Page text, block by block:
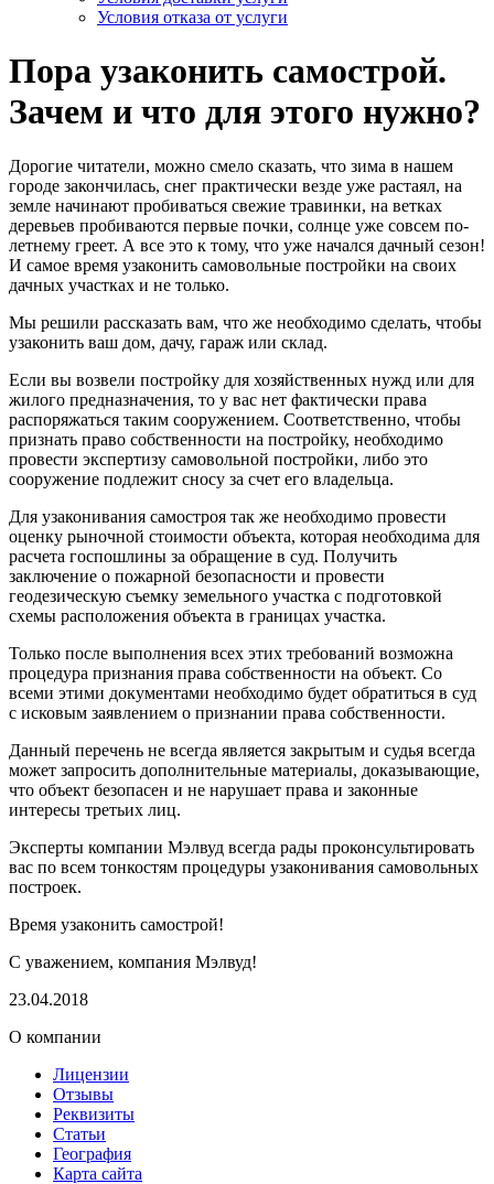
Условия отказа от услуги
Пора узаконить самострой.
Зачем и что для этого нужно?
Дорогие читатели, можно смело сказать, что зима в нашем
городе закончилась, снег практически везде уже растаял, на
земле начинают пробиваться свежие травинки, на ветках
деревьев пробиваются первые почки, солнце уже совсем по-
летнему греет. А все это к тому, что уже начался дачный сезон!
И самое время узаконить самовольные постройки на своих
дачных участках и не только.
Мы решили рассказать вам, что же необходимо сделать, чтобы
узаконить ваш дом, дачу, гараж или склад.
Если вы возвели постройку для хозяйственных нужд или для
жилого предназначения, то у вас нет фактически права
распоряжаться таким сооружением. Соответственно, чтобы
признать право собственности на постройку, необходимо
провести экспертизу самовольной постройки, либо это
сооружение подлежит сносу за счет его владельца.
Для узаконивания самостроя так же необходимо провести
оценку рыночной стоимости объекта, которая необходима для
расчета госпошлины за обращение в суд. Получить
заключение о пожарной безопасности и провести
геодезическую съемку земельного участка с подготовкой
схемы расположения объекта в границах участка.
Только после выполнения всех этих требований возможна
процедура признания права собственности на объект. Со
всеми этими документами необходимо будет обратиться в суд
с исковым заявлением о признании права собственности.
Данный перечень не всегда является закрытым и судья всегда
может запросить дополнительные материалы, доказывающие,
что объект безопасен и не нарушает права и законные
интересы третьих лиц.
Эксперты компании Мэлвуд всегда рады проконсультировать
вас по всем тонкостям процедуры узаконивания самовольных
построек.
Время узаконить самострой!
С уважением, компания Мэлвуд!
23.04.2018
О компании
Лицензии
Отзывы
Реквизиты
Статьи
География
Карта сайта